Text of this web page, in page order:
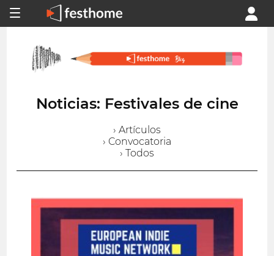
Noticias: Festivales de cine
› Artículos
› Convocatoria
› Todos